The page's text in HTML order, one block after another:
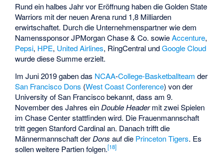
Rund ein halbes Jahr vor Eröffnung haben die Golden State
Warriors mit der neuen Arena rund 1,8 Milliarden
erwirtschaftet. Durch die Unternehmenspartner wie dem
Namenssponsor JPMorgan Chase & Co. sowieAccenture,
Pepsi, HPE, United Airlines, RingCentral undGoogle Cloud
wurde diese Summe erzielt.
Im Juni 2019 gaben das NCAA-College-Basketballteam der
San Francisco Dons (West Coast Conference) von der
University of San Francisco bekannt, dass am 9.
November des Jahres einDouble Headermit zwei Spielen
im Chase Center stattfinden wird. Die Frauenmannschaft
tritt gegenStanford Cardinalan. Danach trifft die
Männermannschaft derDons auf die Princeton Tigers. Es
sollen weitere Partien folgen.[18]